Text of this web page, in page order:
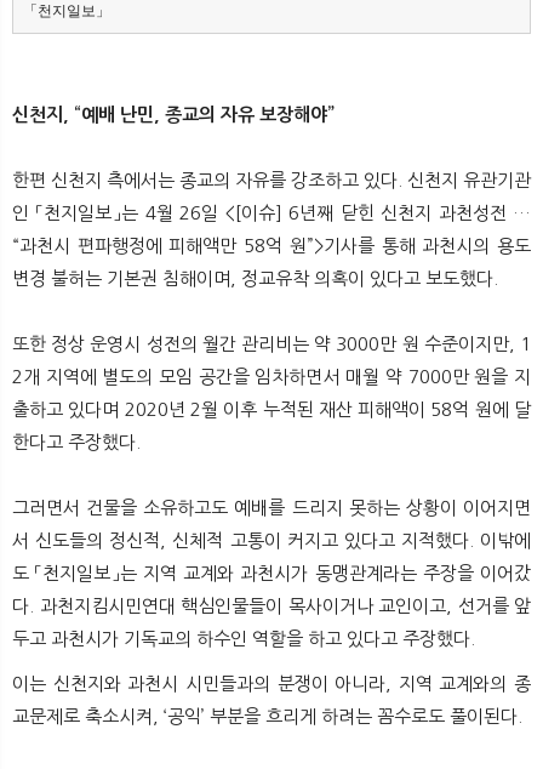
「천지일보」
신천지, “예배 난민, 종교의 자유 보장해야”
한편 신천지 측에서는 종교의 자유를 강조하고 있다. 신천지 유관기관
인 「천지일보」는 4월 26일 <[이슈] 6년째 닫힌 신천지 과천성전 …
“과천시 편파행정에 피해액만 58억 원”>기사를 통해 과천시의 용도
변경 불허는 기본권 침해이며, 정교유착 의혹이 있다고 보도했다.
또한 정상 운영시 성전의 월간 관리비는 약 3000만 원 수준이지만, 1
2개 지역에 별도의 모임 공간을 임차하면서 매월 약 7000만 원을 지
출하고 있다며 2020년 2월 이후 누적된 재산 피해액이 58억 원에 달
한다고 주장했다.
그러면서 건물을 소유하고도 예배를 드리지 못하는 상황이 이어지면
서 신도들의 정신적, 신체적 고통이 커지고 있다고 지적했다. 이밖에
도 「천지일보」는 지역 교계와 과천시가 동맹관계라는 주장을 이어갔
다. 과천지킴시민연대 핵심인물들이 목사이거나 교인이고, 선거를 앞
두고 과천시가 기독교의 하수인 역할을 하고 있다고 주장했다.
이는 신천지와 과천시 시민들과의 분쟁이 아니라, 지역 교계와의 종
교문제로 축소시켜, ‘공익’ 부분을 흐리게 하려는 꼼수로도 풀이된다.